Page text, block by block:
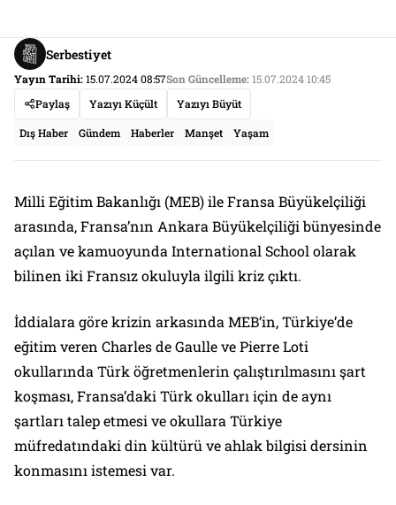
Serbestiyet
Yayın Tarihi:15.07.2024 08:57Son Güncelleme:15.07.2024 10:45
Paylaş
Yazıyı Küçült Yazıyı Büyüt
Dış Haber Gündem Haberler Manşet Yaşam
Milli Eğitim Bakanlığı (MEB) ile Fransa Büyükelçiliği
arasında, Fransa’nın Ankara Büyükelçiliği bünyesinde
açılan ve kamuoyunda International School olarak
bilinen iki Fransız okuluyla ilgili kriz çıktı.
İddialara göre krizin arkasında MEB’in, Türkiye’de
eğitim veren Charles de Gaulle ve Pierre Loti
okullarında Türk öğretmenlerin çalıştırılmasını şart
koşması, Fransa’daki Türk okulları için de aynı
şartları talep etmesi ve okullara Türkiye
müfredatındaki din kültürü ve ahlak bilgisi dersinin
konmasını istemesi var.